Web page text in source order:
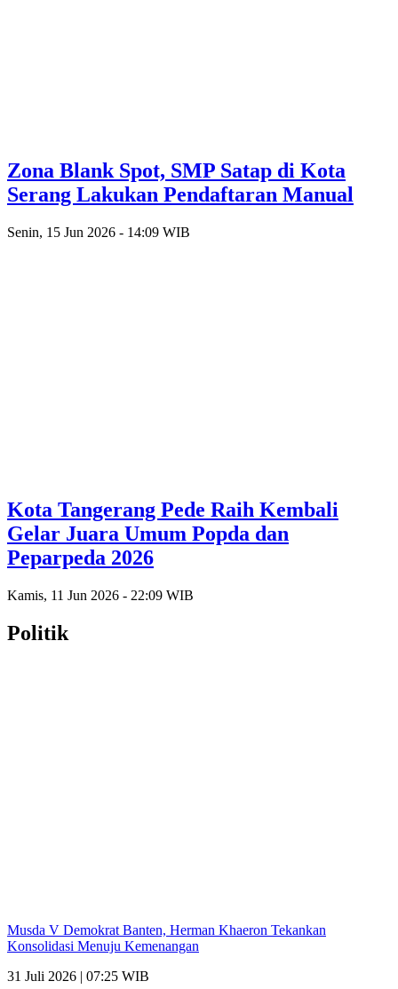
Zona Blank Spot, SMP Satap di Kota
Serang Lakukan Pendaftaran Manual
Senin, 15 Jun 2026 - 14:09 WIB
Kota Tangerang Pede Raih Kembali
Gelar Juara Umum Popda dan
Peparpeda 2026
Kamis, 11 Jun 2026 - 22:09 WIB
Politik
Musda V Demokrat Banten, Herman Khaeron Tekankan
Konsolidasi Menuju Kemenangan
31 Juli 2026 | 07:25 WIB